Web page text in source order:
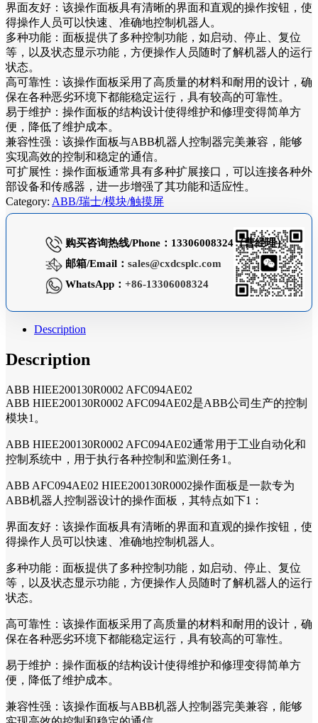
界面友好：该操作面板具有清晰的界面和直观的操作按钮，使
得操作人员可以快速、准确地控制机器人。
多种功能：面板提供了多种控制功能，如启动、停止、复位
等，以及状态显示功能，方便操作人员随时了解机器人的运行
状态。
高可靠性：该操作面板采用了高质量的材料和耐用的设计，确
保在各种恶劣环境下都能稳定运行，具有较高的可靠性。
易于维护：操作面板的结构设计使得维护和修理变得简单方
便，降低了维护成本。
兼容性强：该操作面板与ABB机器人控制器完美兼容，能够
实现高效的控制和稳定的通信。
可扩展性：操作面板通常具有多种扩展接口，可以连接各种外
部设备和传感器，进一步增强了其功能和适应性。
Category: ABB/瑞士/模块/触摸屏
购买咨询热线/Phone：13306008324（曹经理）
邮箱/Email： sales@cxdcsplc.com
WhatsApp： +86-13306008324
Description
Description
ABB HIEE200130R0002 AFC094AE02
ABB HIEE200130R0002 AFC094AE02是ABB公司生产的控制
模块1。
ABB HIEE200130R0002 AFC094AE02通常用于工业自动化和
控制系统中，用于执行各种控制和监测任务1。
ABB AFC094AE02 HIEE200130R0002操作面板是一款专为
ABB机器人控制器设计的操作面板，其特点如下1：
界面友好：该操作面板具有清晰的界面和直观的操作按钮，使
得操作人员可以快速、准确地控制机器人。
多种功能：面板提供了多种控制功能，如启动、停止、复位
等，以及状态显示功能，方便操作人员随时了解机器人的运行
状态。
高可靠性：该操作面板采用了高质量的材料和耐用的设计，确
保在各种恶劣环境下都能稳定运行，具有较高的可靠性。
易于维护：操作面板的结构设计使得维护和修理变得简单方
便，降低了维护成本。
兼容性强：该操作面板与ABB机器人控制器完美兼容，能够